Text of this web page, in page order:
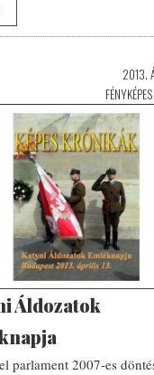
2013.
Áldozatok
parlament 2007-es